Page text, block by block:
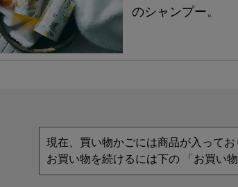
のシャンプー。
現在、買い物かごには商品が入ってお
お買い物を続けるには下の 「お買い